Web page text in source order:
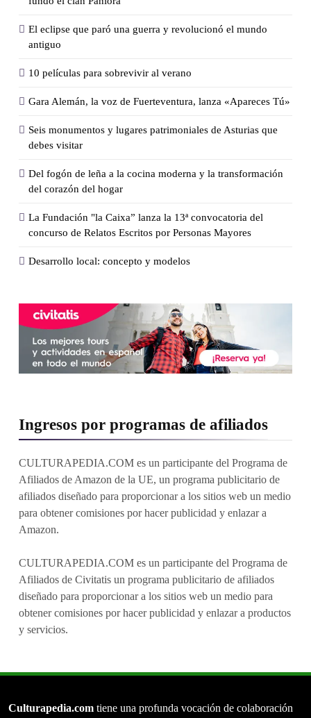
El eclipse que paró una guerra y revolucionó el mundo
antiguo
10 películas para sobrevivir al verano
Gara Alemán, la voz de Fuerteventura, lanza «Apareces Tú»
Seis monumentos y lugares patrimoniales de Asturias que
debes visitar
Del fogón de leña a la cocina moderna y la transformación
del corazón del hogar
La Fundación "la Caixa” lanza la 13ª convocatoria del
concurso de Relatos Escritos por Personas Mayores
Desarrollo local: concepto y modelos
Ingresos por programas de afiliados
CULTURAPEDIA.COM es un participante del Programa de
Afiliados de Amazon de la UE, un programa publicitario de
afiliados diseñado para proporcionar a los sitios web un medio
para obtener comisiones por hacer publicidad y enlazar a
Amazon.
CULTURAPEDIA.COM es un participante del Programa de
Afiliados de Civitatis un programa publicitario de afiliados
diseñado para proporcionar a los sitios web un medio para
obtener comisiones por hacer publicidad y enlazar a productos
y servicios.
Culturapedia.com tiene una profunda vocación de colaboración